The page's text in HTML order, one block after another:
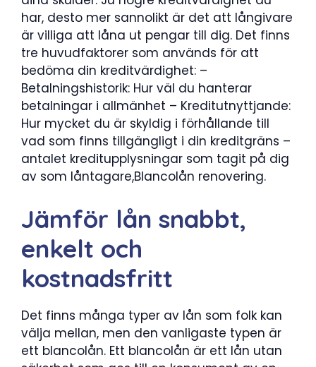
har, desto mer sannolikt är det att långivare
är villiga att låna ut pengar till dig. Det finns
tre huvudfaktorer som används för att
bedöma din kreditvärdighet: –
Betalningshistorik: Hur väl du hanterar
betalningar i allmänhet – Kreditutnyttjande:
Hur mycket du är skyldig i förhållande till
vad som finns tillgängligt i din kreditgräns –
antalet kreditupplysningar som tagit på dig
av som låntagare,Blancolån renovering.
Jämför lån snabbt,
enkelt och
kostnadsfritt
Det finns många typer av lån som folk kan
välja mellan, men den vanligaste typen är
ett blancolån. Ett blancolån är ett lån utan